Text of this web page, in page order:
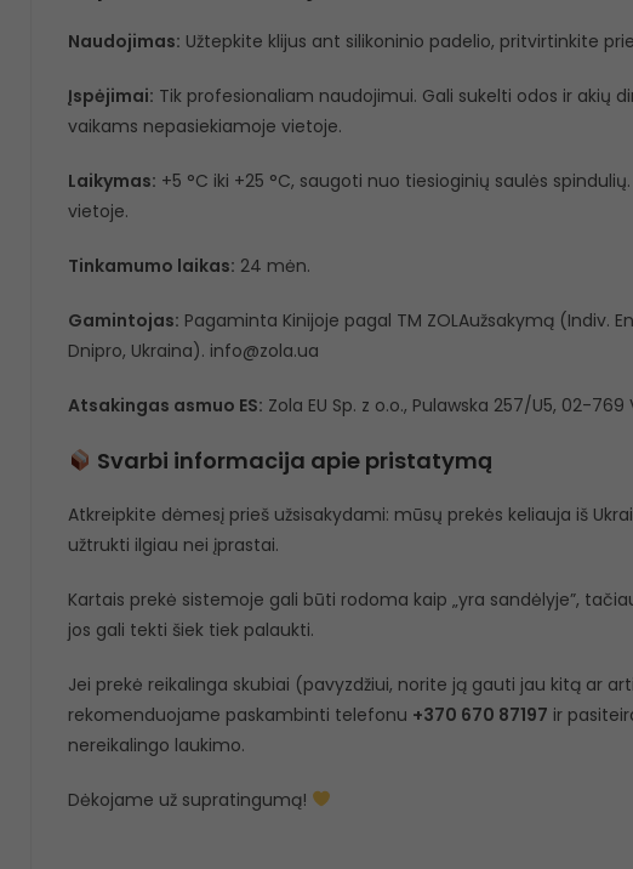
Naudojimas: Užtepkite klijus ant silikoninio padelio, pritvirtinkite
Įspėjimai: Tik profesionaliam naudojimui. Gali sukelti odos ir akių
vaikams nepasiekiamoje vietoje.
Laikymas: +5 °C iki +25 °C, saugoti nuo tiesioginių saulės
vietoje.
Tinkamumo laikas: 24 mėn.
Gamintojas: Pagaminta Kinijoje pagal TM ZOLAužsakymą (Indiv.
Dnipro, Ukraina). info@zola.ua
Atsakingas asmuo ES: Zola EU Sp. z o.o., Pulawska 257/U5, 02-769
Svarbi informacija apie pristatymą
Atkreipkite dėmesį prieš užsisakydami: mūsų prekės keliauja iš
užtrukti ilgiau nei įprastai.
Kartais prekė sistemoje gali būti rodoma kaip „yra sandėlyje”,
jos gali tekti šiek tiek palaukti.
Jei prekė reikalinga skubiai (pavyzdžiui, norite ją gauti jau kitą ar
rekomenduojame paskambinti telefonu +370 670 87197 ir
nereikalingo laukimo.
Dėkojame už supratingumą!